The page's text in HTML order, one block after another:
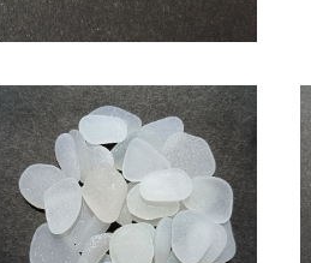
SS-505(1.5～2cm・白色系)ク
ラフト用シーグラス素材
¥600